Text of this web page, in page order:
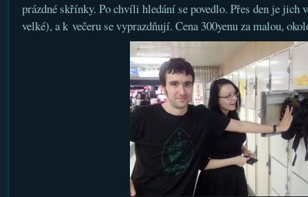
prázdné skřínky. Po chvíli hledání se povedlo. Přes den je jich
velké), a k večeru se vyprazdňují. Cena 300yenu za malou,